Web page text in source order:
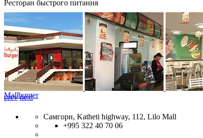
Ресторан быстрого питания
prev next
Mallburger
Самгори, Katheti highway, 112, Lilo Mall
+995 322 40 70 06